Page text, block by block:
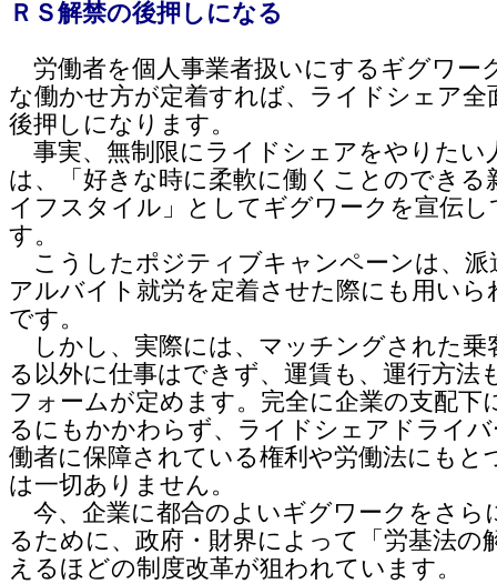
ＲＳ解禁の後押しになる
労働者を個人事業者扱いにするギグワー
な働かせ方が定着すれば、ライドシェア全
後押しになります。
事実、無制限にライドシェアをやりたい
は、「好きな時に柔軟に働くことのできる
イフスタイル」としてギグワークを宣伝し
す。
こうしたポジティブキャンペーンは、派
アルバイト就労を定着させた際にも用いら
です。
しかし、実際には、マッチングされた乗
る以外に仕事はできず、運賃も、運行方法
フォームが定めます。完全に企業の支配下
るにもかかわらず、ライドシェアドライ
働者に保障されている権利や労働法にもと
は一切ありません。
今、企業に都合のよいギグワークをさら
るために、政府・財界によって「労基法の
えるほどの制度改革が狙われています。